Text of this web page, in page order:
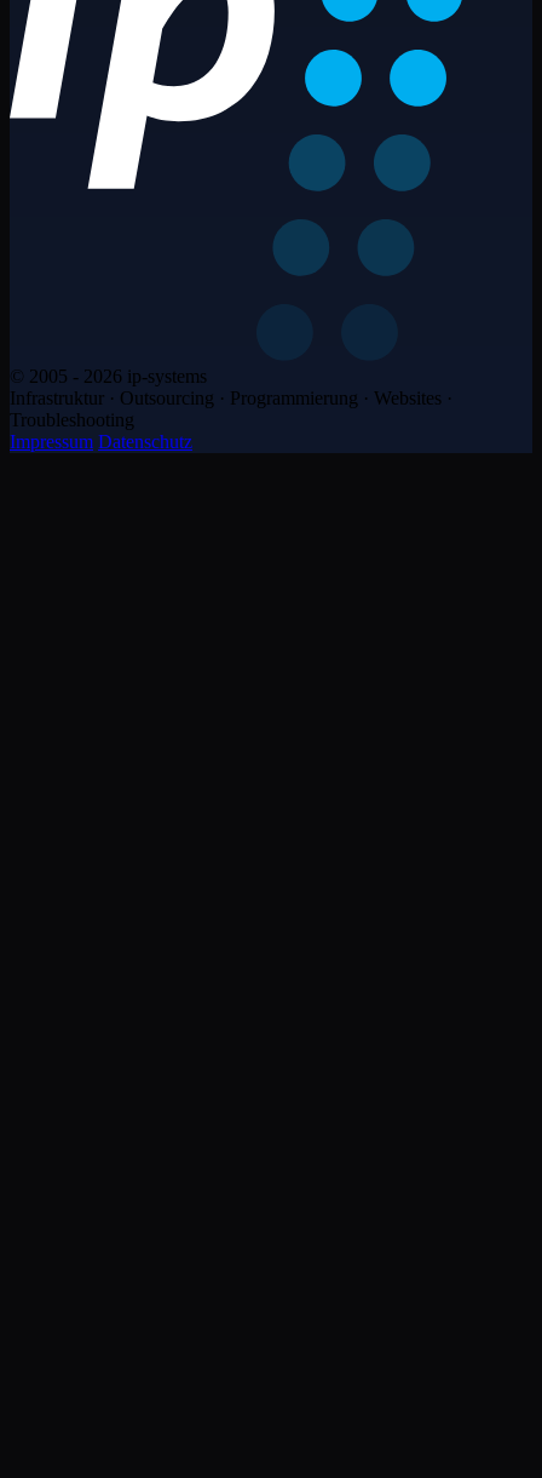
© 2005 - 2026 ip-systems
Infrastruktur · Outsourcing · Programmierung · Websites ·
Troubleshooting
Impressum Datenschutz